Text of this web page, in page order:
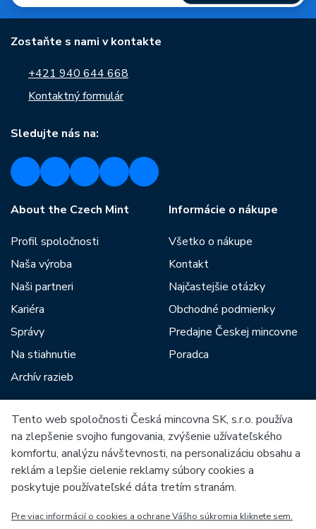
Zostaňte s nami v kontakte
+421 940 644 668
Kontaktný formulár
Sledujte nás na:
About the Czech Mint
Profil spoločnosti
Naša výroba
Naši partneri
Kariéra
Správy
Na stiahnutie
Archív razieb
Informácie o nákupe
Všetko o nákupe
Kontakt
Najčastejšie otázky
Obchodné podmienky
Predajne Českej mincovne
Poradca
Medzi našich partnerov patria:
Európska únia
Tento web spoločnosti Česká mincovna SK, s.r.o. používa
na zlepšenie svojho fungovania, zvýšenie užívateľského
komfortu, analýzu návštevnosti, na personalizáciu obsahu a
reklám a lepšie cielenie reklamy súbory cookies a
poskytuje používateľské dáta tretím stranám.
Pre viac informácií o cookies a ochrane Vášho súkromia kliknete sem.